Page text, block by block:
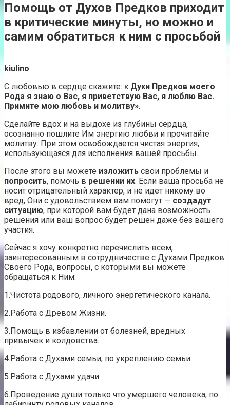
Помощь от Духов Предков приходит
в критические минуты, но можно и
самим обратиться к ним с просьбой
kiulino
С любовью в сердце скажите: « Духи Предков моего
Рода я знаю о Вас, я приветствую Вас, я люблю Вас.
Примите мою любовь и молитву».
Сделайте вдох и на выдохе из глубины сердца,
осознанно пошлите Им энергию любви и прочитайте
молитву. При этом освобождается чистая энергия,
использующаяся для исполнения вашей просьбы.
После этого вы можете изложить свои проблемы и
попросить, помочь в решении их. Если ваша просьба не
носит отрицательный характер, и не идет никому во
вред, Они с удовольствием вам помогут — создадут
ситуацию, при которой вам будет дана возможность
решения или ваш вопрос будет решен даже без вашего
участия.
Сейчас я хочу конкретно перечислить всем,
заинтересованным в сотрудничестве с Духами Предков
Своего Рода, вопросы, с которыми вы можете
обращаться к Ним:
1.Чистота родового, личного энергетического канала.
2.Работа с Древом Жизни.
3.Помощь в избавлении от болезней, вредных
привычек и колдовства.
4.Работа с Духами семьи, по укреплению семьи.
5.Работа с Духами удачи.
6.Проведение души только что умершего человека, по